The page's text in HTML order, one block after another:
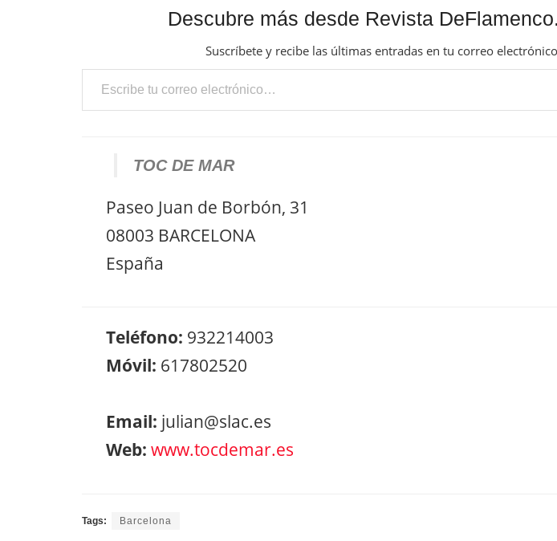
Descubre más desde Revista
Suscríbete y recibe las últimas entradas en tu correo
Escribe tu correo electrónico…
TOC DE MAR
Paseo Juan de Borbón, 31
08003 BARCELONA
España
Teléfono: 932214003
Móvil: 617802520
Email: julian@slac.es
Web: www.tocdemar.es
Tags: Barcelona